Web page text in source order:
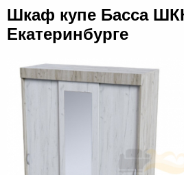
спальни
Шкафы
Диваны
Мягкая
мебель
Мебель
гостиную
Мебель
Столы
Шкаф купе Басса
Екатеринбурге